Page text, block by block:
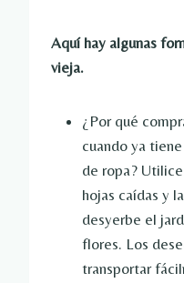
Aquí hay algunas
vieja.
¿Por qué
cuando ya
de ropa?
hojas caídas y
desyerbe el
flores. Los
transportar